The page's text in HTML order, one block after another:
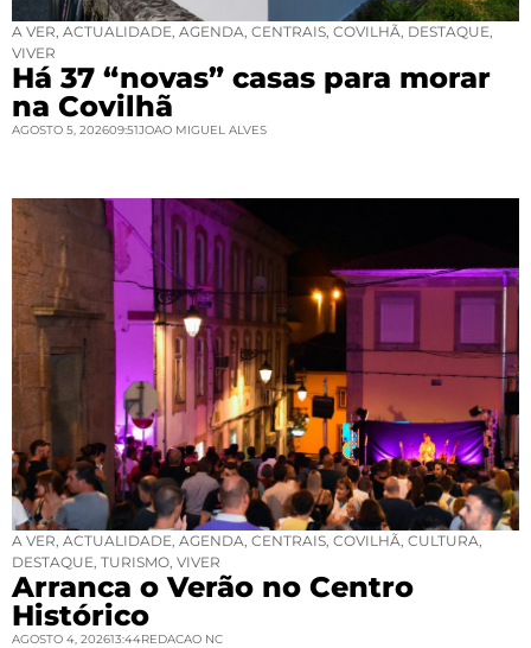
A VER ACTUALIDADE AGENDA CENTRAIS COVILHÃ DESTAQUE
VIVER
Há 37 “novas” casas para morar
na Covilhã
AGOSTO 5, 202609:51JOAO MIGUEL ALVES
A VER ACTUALIDADE AGENDA CENTRAIS COVILHÃ CULTURA
DESTAQUE TURISMO VIVER
Arranca o Verão no Centro
Histórico
AGOSTO 4, 202613:44REDACAO NC